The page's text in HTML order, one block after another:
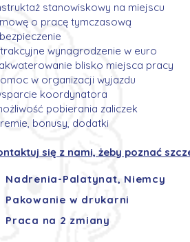
stanowiskowy na miejscu
o pracę tymczasową
wynagrodzenie w euro
blisko miejsca pracy
w organizacji wyjazdu
koordynatora
pobierania zaliczek
bonusy, dodatki
się z nami, żeby poznać
Nadrenia-Palatynat, Niemcy
Pakowanie w drukarni
Praca na 2 zmiany